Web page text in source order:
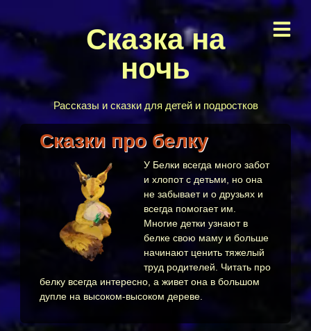
Сказка на
ночь
Рассказы и сказки для детей и подростков
Сказки про белку
У Белки всегда много забот
и хлопот с детьми, но она
не забывает и о друзьях и
всегда помогает им.
Многие детки узнают в
белке свою маму и больше
начинают ценить тяжелый
труд родителей. Читать про
белку всегда интересно, а живет она в большом
дупле на высоком-высоком дереве.